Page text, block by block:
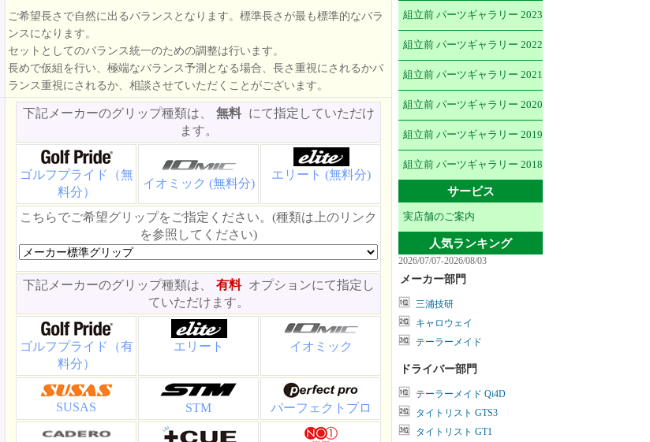
ご希望長さで自然に出るバランスとなります。標準長さが最も標準的なバラ
ンスになります。
セットとしてのバランス統一のための調整は行います。
長めで仮組を行い、極端なバランス予測となる場合、長さ重視にされるかバ
ランス重視にされるか、相談させていただくことがございます。
下記メーカーのグリップ種類は、 無料
にて指定していただけ
ます。
ゴルフプライド（無
料分）
イオミック (無料分)
エリート (無料分)
こちらでご希望グリップをご指定ください。(種類は上のリンク
を参照してください)
下記メーカーのグリップ種類は、 有料
オプションにて指定し
ていただけます。
ゴルフプライド（有
料分）
エリート イオミック
SUSAS STM パーフェクトプロ
組立前 パーツギャラリー 2023
組立前 パーツギャラリー 2022
組立前 パーツギャラリー 2021
組立前 パーツギャラリー 2020
組立前 パーツギャラリー 2019
組立前 パーツギャラリー 2018
サービス
実店舗のご案内
人気ランキング
2026/07/07-2026/08/03
メーカー部門
三浦技研
キャロウェイ
テーラーメイド
ドライバー部門
テーラーメイド Qi4D
タイトリスト GTS3
タイトリスト GT1